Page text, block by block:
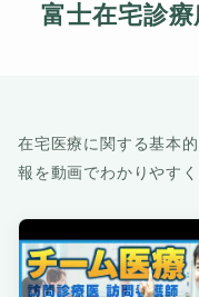
富士在宅診
在宅医療に関する基本
報を動画でわかりやす